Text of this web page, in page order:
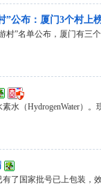
”公布：厦门3个村上
村”名单公布，厦门有三
水（HydrogenWater）
了国家批号已上包装，